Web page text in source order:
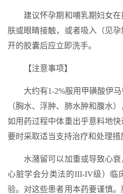
建议怀孕期和哺乳期妇女在
肤或眼睛接触，或者吸入（见
开的胶囊后应立即洗手。
【注意事项】
大约有1-2%服用甲磺酸伊马
（胸水、浮肿、肺水肿和腹水
如用药过程中体重出乎意料地
要时采取适当支持治疗和处理措
水潴留可以加重或导致心衰
心脏学会分类法的III-IV级）临
验。对这些患者用本药要谨慎